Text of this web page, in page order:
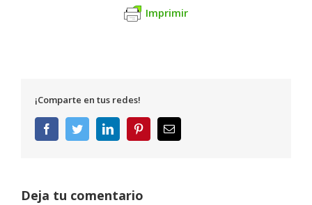
Imprimir
¡Comparte en tus redes!
FacebookTwitterLinkedInPinterestCorreo
electrónico
Deja tu comentario